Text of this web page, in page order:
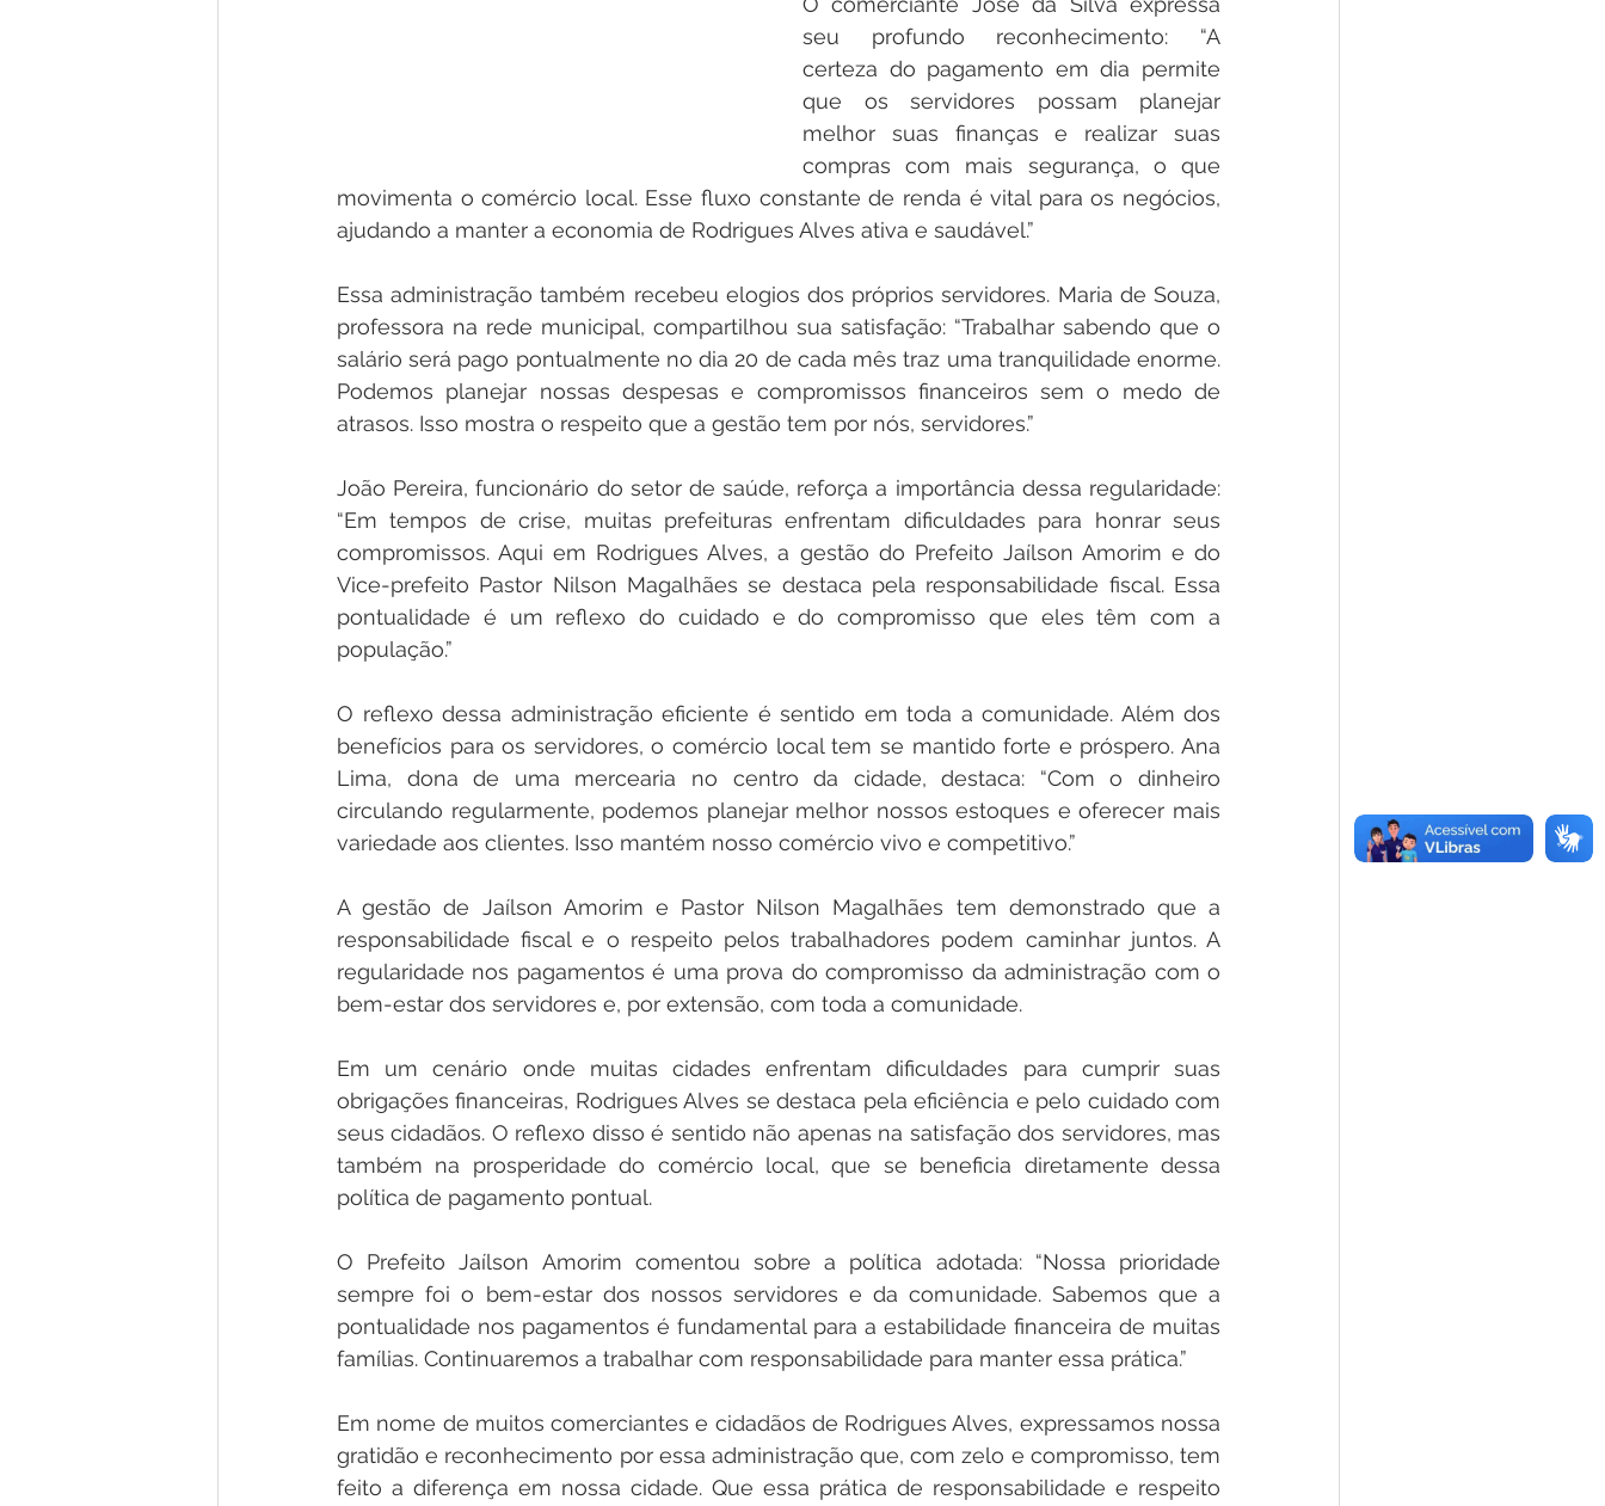
seu profundo reconhecimento: “A
certeza do pagamento em dia permite
que os servidores possam planejar
melhor suas finanças e realizar suas
compras com mais segurança, o que
movimenta o comércio local. Esse fluxo constante de renda é vital para os negócios,
ajudando a manter a economia de Rodrigues Alves ativa e saudável.”
Essa administração também recebeu elogios dos próprios servidores. Maria de Souza,
professora na rede municipal, compartilhou sua satisfação: “Trabalhar sabendo que o
salário será pago pontualmente no dia 20 de cada mês traz uma tranquilidade enorme.
Podemos planejar nossas despesas e compromissos financeiros sem o medo de
atrasos. Isso mostra o respeito que a gestão tem por nós, servidores.”
João Pereira, funcionário do setor de saúde, reforça a importância dessa regularidade:
“Em tempos de crise, muitas prefeituras enfrentam dificuldades para honrar seus
compromissos. Aqui em Rodrigues Alves, a gestão do Prefeito Jaílson Amorim e do
Vice-prefeito Pastor Nilson Magalhães se destaca pela responsabilidade fiscal. Essa
pontualidade é um reflexo do cuidado e do compromisso que eles têm com a
população.”
O reflexo dessa administração eficiente é sentido em toda a comunidade. Além dos
benefícios para os servidores, o comércio local tem se mantido forte e próspero. Ana
Lima, dona de uma mercearia no centro da cidade, destaca: “Com o dinheiro
circulando regularmente, podemos planejar melhor nossos estoques e oferecer mais
variedade aos clientes. Isso mantém nosso comércio vivo e competitivo.”
A gestão de Jaílson Amorim e Pastor Nilson Magalhães tem demonstrado que a
responsabilidade fiscal e o respeito pelos trabalhadores podem caminhar juntos. A
regularidade nos pagamentos é uma prova do compromisso da administração com o
bem-estar dos servidores e, por extensão, com toda a comunidade.
Em um cenário onde muitas cidades enfrentam dificuldades para cumprir suas
obrigações financeiras, Rodrigues Alves se destaca pela eficiência e pelo cuidado com
seus cidadãos. O reflexo disso é sentido não apenas na satisfação dos servidores, mas
também na prosperidade do comércio local, que se beneficia diretamente dessa
política de pagamento pontual.
O Prefeito Jaílson Amorim comentou sobre a política adotada: “Nossa prioridade
sempre foi o bem-estar dos nossos servidores e da comunidade. Sabemos que a
pontualidade nos pagamentos é fundamental para a estabilidade financeira de muitas
famílias. Continuaremos a trabalhar com responsabilidade para manter essa prática.”
Em nome de muitos comerciantes e cidadãos de Rodrigues Alves, expressamos nossa
gratidão e reconhecimento por essa administração que, com zelo e compromisso, tem
feito a diferença em nossa cidade. Que essa prática de responsabilidade e respeito